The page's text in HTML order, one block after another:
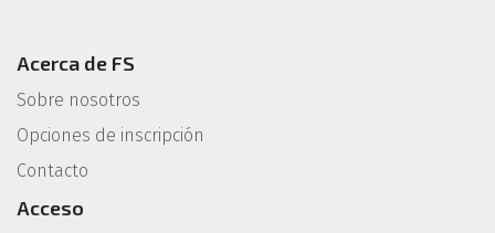
Acerca de FS
Sobre nosotros
Opciones de inscripción
Contacto
Acceso